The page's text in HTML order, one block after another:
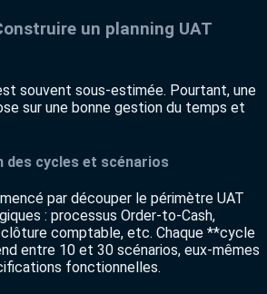
un planning UAT
souvent sous-estimée. Pourtant, une
sur une bonne gestion du temps et
des cycles et scénarios
par découper le périmètre UAT
: processus Order-to-Cash,
comptable, etc. Chaque **cycle
entre 10 et 30 scénarios, eux-mêmes
fonctionnelles.